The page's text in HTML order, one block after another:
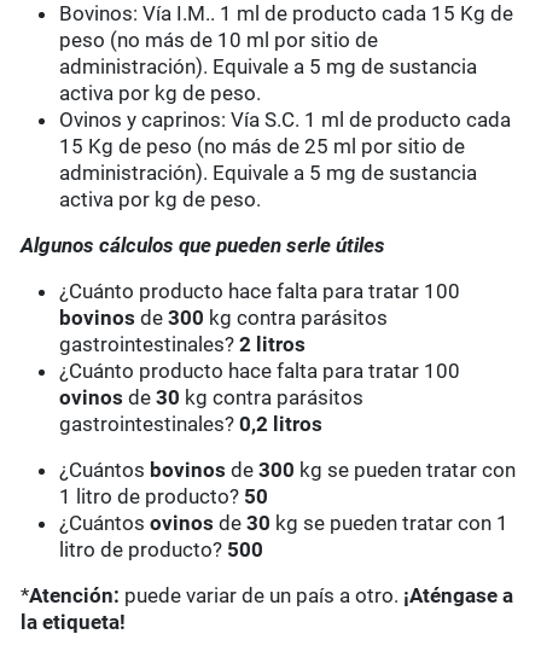
Bovinos: Vía I.M.. 1 ml de producto cada 15 Kg de
peso (no más de 10 ml por sitio de
administración). Equivale a 5 mg de sustancia
activa por kg de peso.
Ovinos y caprinos: Vía S.C. 1 ml de producto cada
15 Kg de peso (no más de 25 ml por sitio de
administración). Equivale a 5 mg de sustancia
activa por kg de peso.
Algunos cálculos que pueden serle útiles
¿Cuánto producto hace falta para tratar 100
bovinos de300 kg contra parásitos
gastrointestinales? 2 litros
¿Cuánto producto hace falta para tratar 100
ovinos de30 kg contra parásitos
gastrointestinales? 0,2 litros
¿Cuántos bovinos de300 kg se pueden tratar con
1 litro de producto? 50
¿Cuántosovinos de30 kg se pueden tratar con 1
litro de producto? 500
*Atención: puede variar de un país a otro. ¡Aténgase a
la etiqueta!